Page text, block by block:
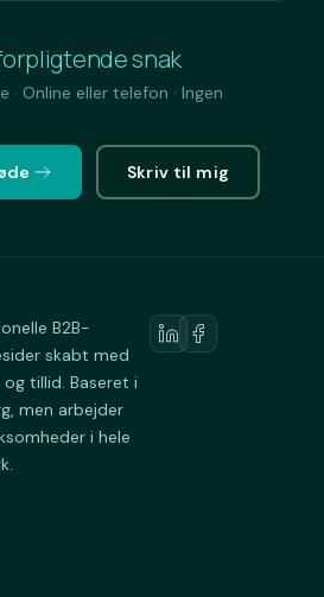
snak
Online eller telefon · Ingen
Skriv til mig
B2B-
skabt med
tillid. Baseret i
men arbejder
i hele